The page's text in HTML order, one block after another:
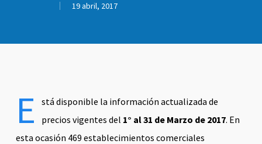
19 abril, 2017
E
stá disponible la información actualizada de
precios vigentes del 1° al 31 de Marzo de 2017. En
esta ocasión 469 establecimientos comerciales